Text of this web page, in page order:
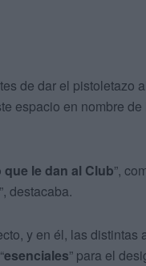
de dar el pistoletazo
espacio en nombre de
le dan al Club”,
destacaba.
y en él, las distintas
esenciales” para el